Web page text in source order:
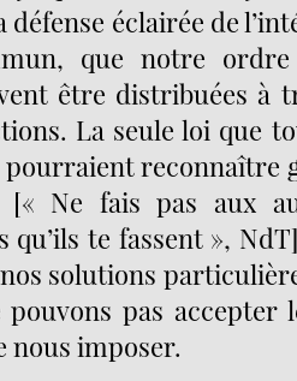
défense éclairée de
que notre
être distribuées à
La seule loi que
reconnaître
[« Ne fais pas aux
qu’ils te fassent »,
solutions
pas accepter
nous imposer.